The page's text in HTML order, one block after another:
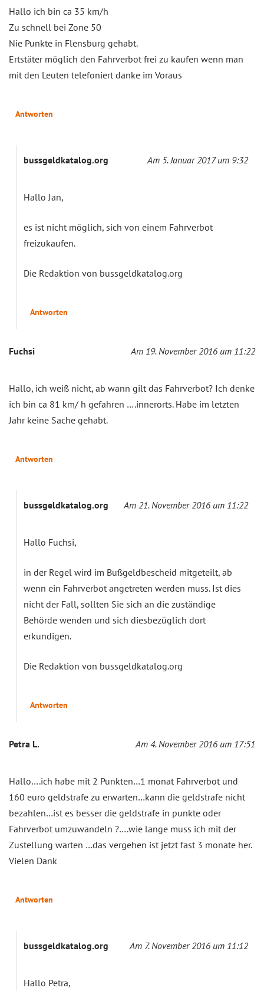
Hallo ich bin ca 35 km/h
Zu schnell bei Zone 50
Nie Punkte in Flensburg gehabt.
Ertstäter möglich den Fahrverbot frei zu kaufen wenn man
mit den Leuten telefoniert danke im Voraus
Antworten
bussgeldkatalog.org Am 5. Januar 2017 um 9:32
Hallo Jan,
es ist nicht möglich, sich von einem Fahrverbot
freizukaufen.
Die Redaktion von bussgeldkatalog.org
Antworten
Fuchsi Am 19. November 2016 um 11:22
Hallo, ich weiß nicht, ab wann gilt das Fahrverbot? Ich denke
ich bin ca 81 km/ h gefahren ….innerorts. Habe im letzten
Jahr keine Sache gehabt.
Antworten
bussgeldkatalog.org Am 21. November 2016 um 11:22
Hallo Fuchsi,
in der Regel wird im Bußgeldbescheid mitgeteilt, ab
wenn ein Fahrverbot angetreten werden muss. Ist dies
nicht der Fall, sollten Sie sich an die zuständige
Behörde wenden und sich diesbezüglich dort
erkundigen.
Die Redaktion von bussgeldkatalog.org
Antworten
Petra L. Am 4. November 2016 um 17:51
Hallo….ich habe mit 2 Punkten…1 monat Fahrverbot und
160 euro geldstrafe zu erwarten…kann die geldstrafe nicht
bezahlen…ist es besser die geldstrafe in punkte oder
Fahrverbot umzuwandeln ?….wie lange muss ich mit der
Zustellung warten …das vergehen ist jetzt fast 3 monate her.
Vielen Dank
Antworten
bussgeldkatalog.org Am 7. November 2016 um 11:12
Hallo Petra,